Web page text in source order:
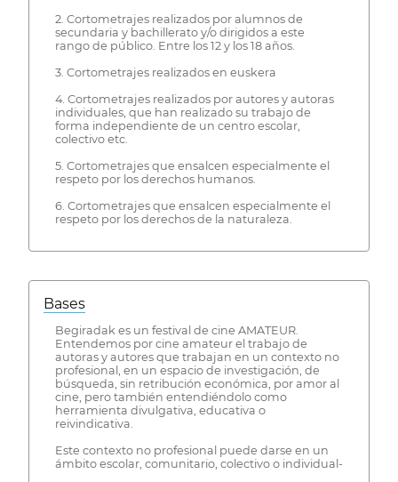
2. Cortometrajes realizados por alumnos de
secundaria y bachillerato y/o dirigidos a este
rango de público. Entre los 12 y los 18 años.
3. Cortometrajes realizados en euskera
4. Cortometrajes realizados por autores y autoras
individuales, que han realizado su trabajo de
forma independiente de un centro escolar,
colectivo etc.
5. Cortometrajes que ensalcen especialmente el
respeto por los derechos humanos.
6. Cortometrajes que ensalcen especialmente el
respeto por los derechos de la naturaleza.
Bases
Begiradak es un festival de cine AMATEUR.
Entendemos por cine amateur el trabajo de
autoras y autores que trabajan en un contexto no
profesional, en un espacio de investigación, de
búsqueda, sin retribución económica, por amor al
cine, pero también entendiéndolo como
herramienta divulgativa, educativa o
reivindicativa.
Este contexto no profesional puede darse en un
ámbito escolar, comunitario, colectivo o individual-